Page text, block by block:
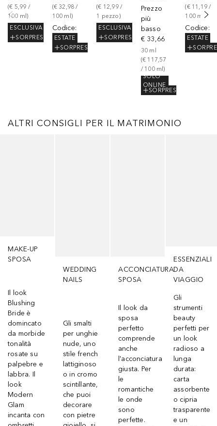
(€ 5,99 /
100 ml)
ESCLUSIVA
SORPRESA
(€ 32,98 /
100 ml )
Codice:
ESTATE
SORPRESA
(€ 12,99 /
1
pezzo)
ESCLUSIVA
SORPRESA
Prezzo
più
basso
€ 33,66
30 ml
(€ 117,57
/ 100 ml)
SOLO
ONLINE
SORPRESA
(€ 11,19 /
100 ml )
Codice:
ESTATE
ALTRI CONSIGLI PER IL MATRIMONIO
MAKE-UP
SPOSA
Il look
Blushing
Bride è
domincato
da morbide
tonalità
rosate su
palpebre e
labbra. Il
look
Modern
Glam
incanta con
WEDDING
NAILS
Gli smalti
per unghie
nude, uno
stile french
lattiginoso
o in cromo
scintillante,
che puoi
decorare
con pietre
ACCONCIATURA
SPOSA
Il look da
sposa
perfetto
comprende
anche
l'acconciatura
giusta. Per
le
romantiche
le onde
sono
perfette.
ESSENZIALI
DA
VIAGGIO
Gli
strumenti
beauty
perfetti per
un look
radioso a
lunga
durata:
carta
assorbente
o cipria
trasparente
e un